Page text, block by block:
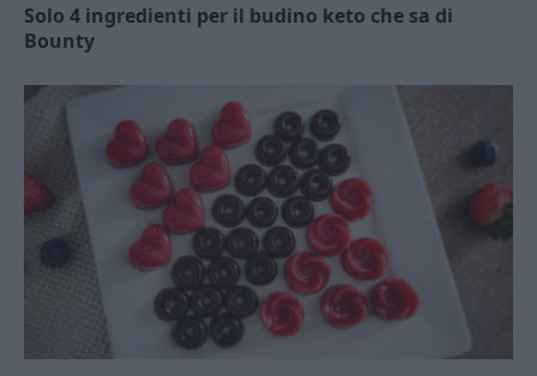
Solo 4 ingredienti per il budino keto che sa di
Bounty